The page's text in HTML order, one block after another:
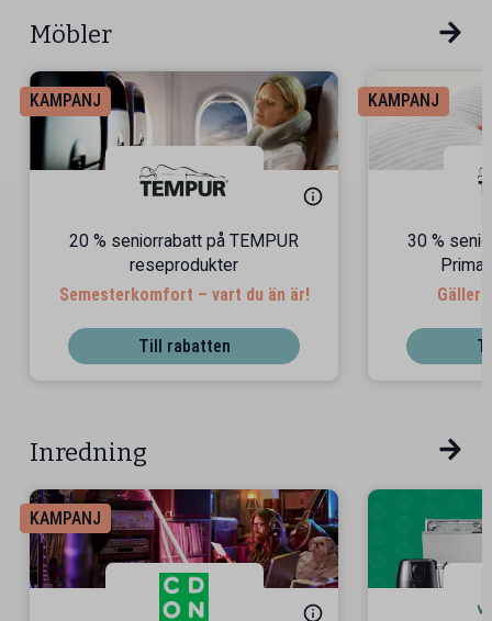
Möbler
KAMPANJ
20 % seniorrabatt på TEMPUR
reseprodukter
Semesterkomfort – vart du än är!
Till rabatten
KAMPANJ
30 %
Gäller
Inredning
KAMPANJ